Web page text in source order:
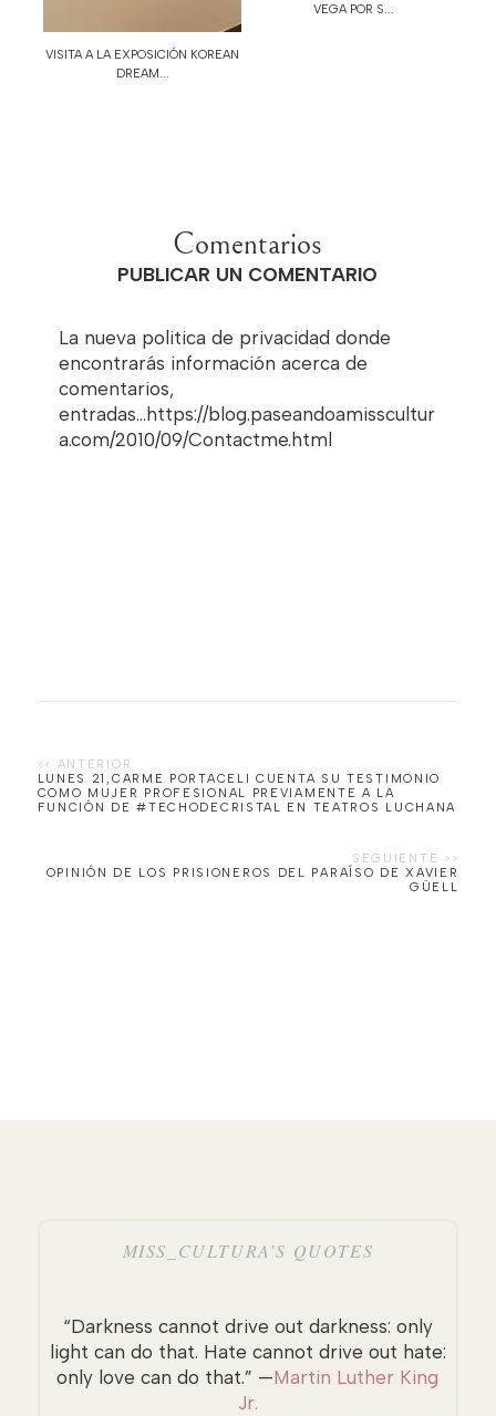
VISITA A LA EXPOSICIÓN KOREAN
DREAM...
VEGA POR S...
Comentarios
PUBLICAR UN COMENTARIO
La nueva politica de privacidad donde
encontrarás información acerca de
comentarios,
entradas...https://blog.paseandoamisscultur
a.com/2010/09/Contactme.html
LUNES 21,CARME PORTACELI CUENTA SU TESTIMONIO
COMO MUJER PROFESIONAL PREVIAMENTE A LA
FUNCIÓN DE #TECHODECRISTAL EN TEATROS LUCHANA
OPINIÓN DE LOS PRISIONEROS DEL PARAÍSO DE XAVIER
GÜELL
MISS_CULTURA’S QUOTES
“Darkness cannot drive out darkness: only
light can do that. Hate cannot drive out hate:
only love can do that.” —Martin Luther King
Jr.